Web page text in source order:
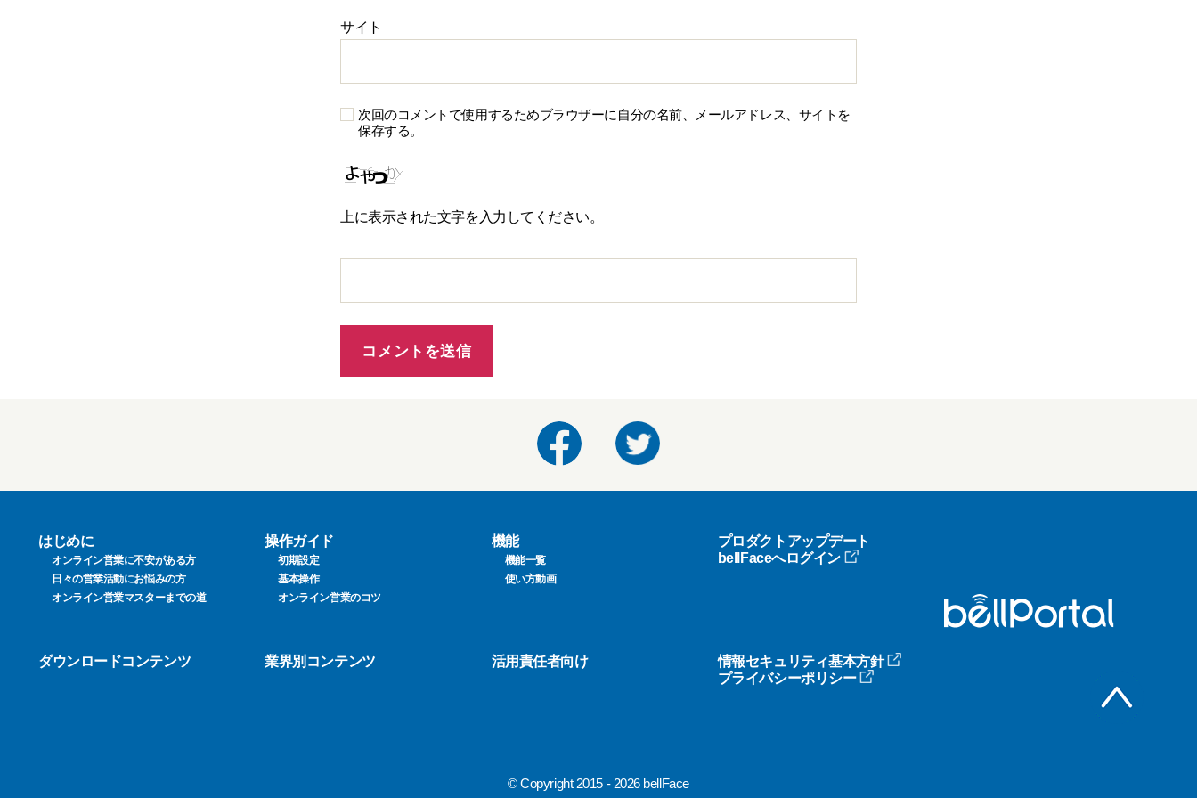
サイト
次回のコメントで使用するためブラウザーに自分の名前、メールアドレス、サイトを
保存する。
上に表示された文字を入力してください。
はじめに
オンライン営業に不安がある方
日々の営業活動にお悩みの方
オンライン営業マスターまでの道
操作ガイド
初期設定
基本操作
オンライン営業のコツ
機能
機能一覧
使い方動画
プロダクトアップデート
bellFaceへログイン
ダウンロードコンテンツ 業界別コンテンツ 活用責任者向け
情報セキュリティ基本方針
プライバシーポリシー
© Copyright 2015 - 2026 bellFace